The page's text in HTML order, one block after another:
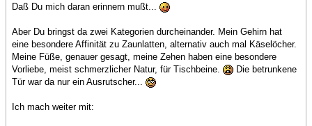
Daß Du mich daran erinnern mußt...
Aber Du bringst da zwei Kategorien durcheinander. Mein Gehirn hat
eine besondere Affinität zu Zaunlatten, alternativ auch mal Käselöcher.
Meine Füße, genauer gesagt, meine Zehen haben eine besondere
Vorliebe, meist schmerzlicher Natur, für Tischbeine.
Die betrunkene
Tür war da nur ein Ausrutscher...
Ich mach weiter mit: